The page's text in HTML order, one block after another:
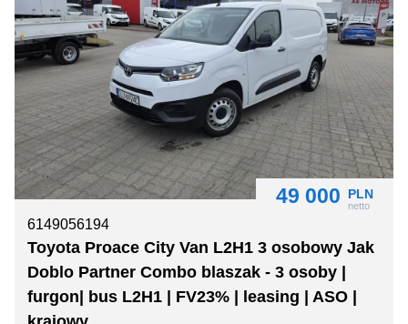
49 000 PLN
netto
6149056194
Toyota Proace City Van L2H1 3 osobowy Jak
Doblo Partner Combo blaszak - 3 osoby |
furgon| bus L2H1 | FV23% | leasing | ASO |